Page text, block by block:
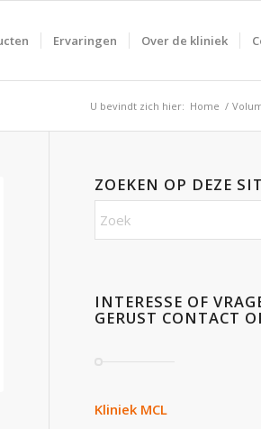
Ervaringen Over de kliniek
U bevindt zich hier: Home /
ZOEKEN OP DEZE
INTERESSE OF
GERUST CONTACT
Kliniek MCL